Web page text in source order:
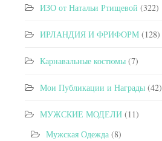
ИЗО от Натальи Ртищевой (322)
ИРЛАНДИЯ И ФРИФОРМ (128)
Карнавальные костюмы (7)
Мои Публикации и Награды (42)
МУЖСКИЕ МОДЕЛИ (11)
Мужская Одежда (8)